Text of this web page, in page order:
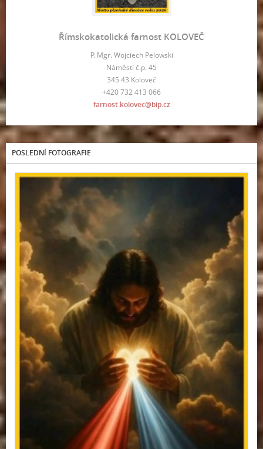
Římskokatolická farnost KOLOVEČ
P. Mgr. Wojciech Pelowski
Náměstí č.p. 45
345 43 Koloveč
+420 732 413 066
farnost.kolovec@bip.cz
POSLEDNÍ FOTOGRAFIE